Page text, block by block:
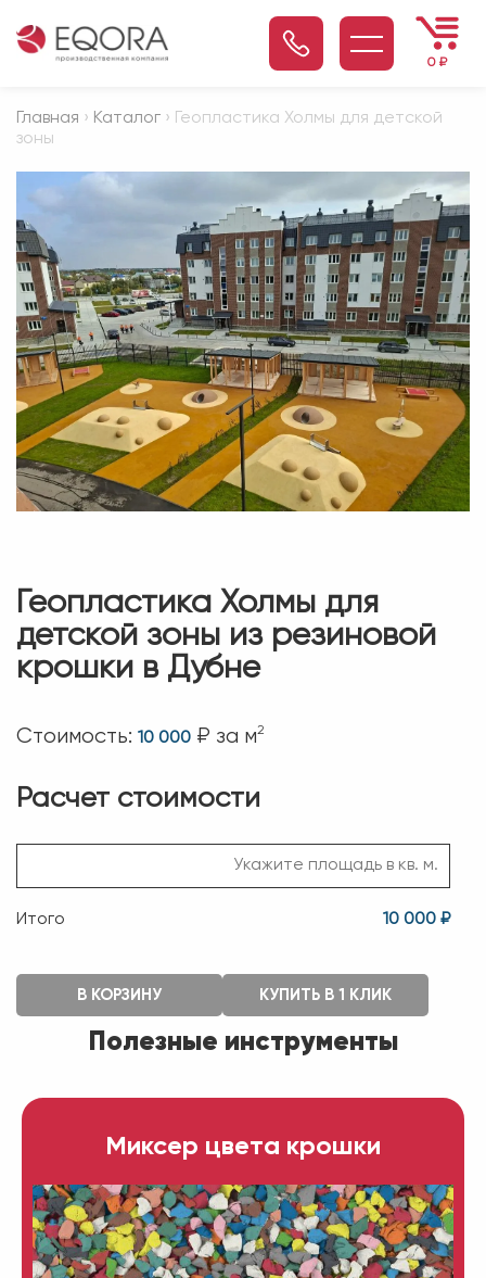
0 ₽
Главная › Каталог › Геопластика Холмы для детской
зоны
Геопластика Холмы для
детской зоны из резиновой
крошки в Дубне
Стоимость: 10 000 ₽ за м2
Расчет стоимости
Итого 10 000 ₽
В КОРЗИНУ КУПИТЬ В 1 КЛИК
Полезные инструменты
Миксер цвета крошки